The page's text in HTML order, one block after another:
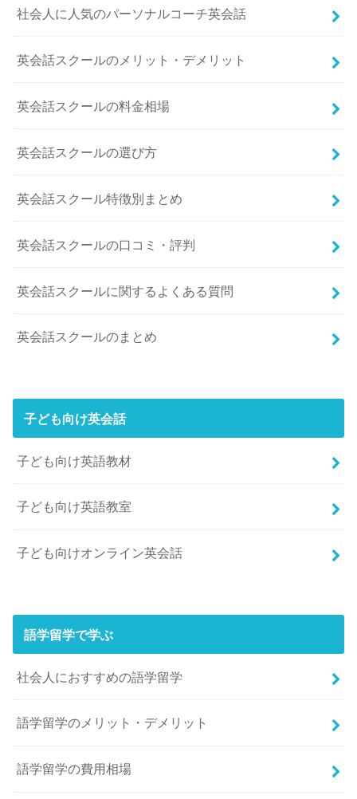
社会人に人気のパーソナルコーチ英会話
英会話スクールのメリット・デメリット
英会話スクールの料金相場
英会話スクールの選び方
英会話スクール特徴別まとめ
英会話スクールの口コミ・評判
英会話スクールに関するよくある質問
英会話スクールのまとめ
子ども向け英会話
子ども向け英語教材
子ども向け英語教室
子ども向けオンライン英会話
語学留学で学ぶ
社会人におすすめの語学留学
語学留学のメリット・デメリット
語学留学の費用相場